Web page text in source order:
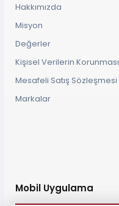
Hakkımızda
Misyon
Değerler
Kişisel Verilerin Korunması
Mesafeli Satış Sözleşmesi
Markalar
Mobil Uygulama